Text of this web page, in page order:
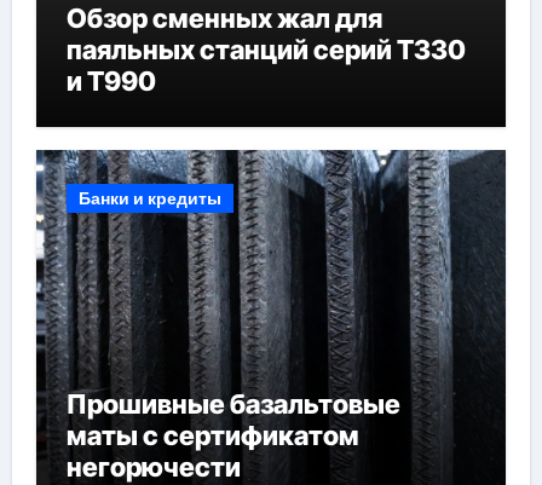
Обзор сменных жал для
паяльных станций серий T330
и T990
Банки и кредиты
Прошивные базальтовые
маты с сертификатом
негорючести